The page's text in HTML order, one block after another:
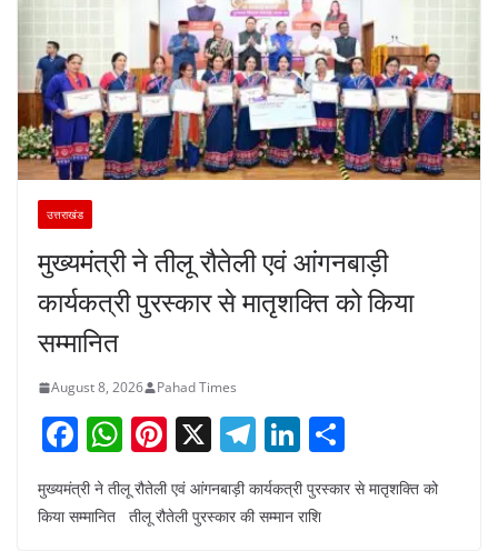
उत्तराखंड
मुख्यमंत्री ने तीलू रौतेली एवं आंगनबाड़ी
कार्यकत्री पुरस्कार से मातृशक्ति को किया
सम्मानित
August 8, 2026 Pahad Times
F
a
c
W
h
at
Pi
nt
er
X T
el
e
Li
n
k
h
ar
मुख्यमंत्री ने तीलू रौतेली एवं आंगनबाड़ी कार्यकत्री पुरस्कार से मातृशक्ति को
किया सम्मानित तीलू रौतेली पुरस्कार की सम्मान राशि